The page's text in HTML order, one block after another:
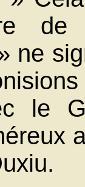
ne
le